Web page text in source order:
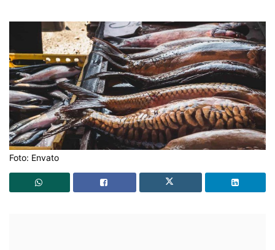
Foto: Envato